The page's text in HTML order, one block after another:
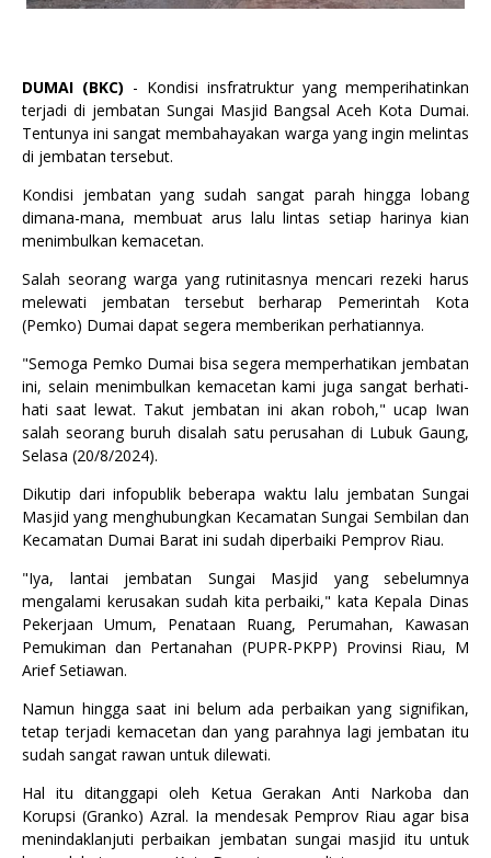
DUMAI (BKC) - Kondisi insfratruktur yang memperihatinkan
terjadi di jembatan Sungai Masjid Bangsal Aceh Kota Dumai.
Tentunya ini sangat membahayakan warga yang ingin melintas
di jembatan tersebut.
Kondisi jembatan yang sudah sangat parah hingga lobang
dimana-mana, membuat arus lalu lintas setiap harinya kian
menimbulkan kemacetan.
Salah seorang warga yang rutinitasnya mencari rezeki harus
melewati jembatan tersebut berharap Pemerintah Kota
(Pemko) Dumai dapat segera memberikan perhatiannya.
"Semoga Pemko Dumai bisa segera memperhatikan jembatan
ini, selain menimbulkan kemacetan kami juga sangat berhati-
hati saat lewat. Takut jembatan ini akan roboh," ucap Iwan
salah seorang buruh disalah satu perusahan di Lubuk Gaung,
Selasa (20/8/2024).
Dikutip dari infopublik beberapa waktu lalu jembatan Sungai
Masjid yang menghubungkan Kecamatan Sungai Sembilan dan
Kecamatan Dumai Barat ini sudah diperbaiki Pemprov Riau.
"Iya, lantai jembatan Sungai Masjid yang sebelumnya
mengalami kerusakan sudah kita perbaiki," kata Kepala Dinas
Pekerjaan Umum, Penataan Ruang, Perumahan, Kawasan
Pemukiman dan Pertanahan (PUPR-PKPP) Provinsi Riau, M
Arief Setiawan.
Namun hingga saat ini belum ada perbaikan yang signifikan,
tetap terjadi kemacetan dan yang parahnya lagi jembatan itu
sudah sangat rawan untuk dilewati.
Hal itu ditanggapi oleh Ketua Gerakan Anti Narkoba dan
Korupsi (Granko) Azral. Ia mendesak Pemprov Riau agar bisa
menindaklanjuti perbaikan jembatan sungai masjid itu untuk